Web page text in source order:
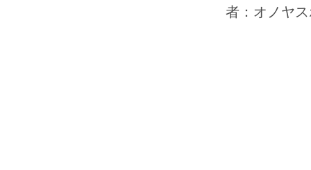
者：オノヤ